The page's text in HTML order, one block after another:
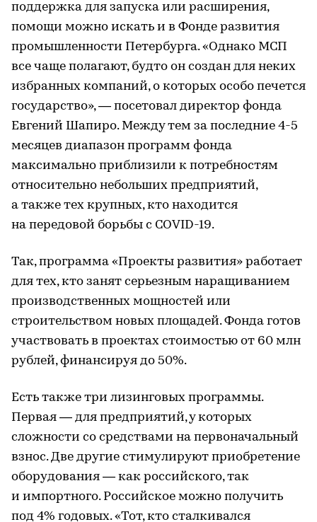
поддержка для запуска или расширения,
помощи можно искать и в Фонде развития
промышленности Петербурга. «Однако МСП
все чаще полагают, будто он создан для неких
избранных компаний, о которых особо печется
государство», — посетовал директор фонда
Евгений Шапиро. Между тем за последние 4-5
месяцев диапазон программ фонда
максимально приблизили к потребностям
относительно небольших предприятий,
а также тех крупных, кто находится
на передовой борьбы с COVID-19.
Так, программа «Проекты развития» работает
для тех, кто занят серьезным наращиванием
производственных мощностей или
строительством новых площадей. Фонда готов
участвовать в проектах стоимостью от 60 млн
рублей, финансируя до 50%.
Есть также три лизинговых программы.
Первая — для предприятий, у которых
сложности со средствами на первоначальный
взнос. Две другие стимулируют приобретение
оборудования — как российского, так
и импортного. Российское можно получить
под 4% годовых. «Тот, кто сталкивался